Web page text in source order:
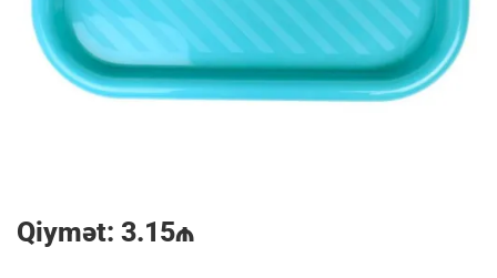
Qiymət: 3.15₼